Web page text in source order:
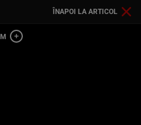
ÎNAPOI LA ARTICOL